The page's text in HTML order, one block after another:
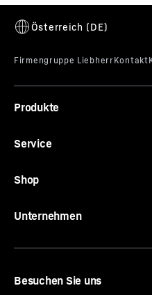
Vertriebsartikelnummer
Montage-/
Produkte
Service
Shop
Unternehmen
Besuchen Sie uns